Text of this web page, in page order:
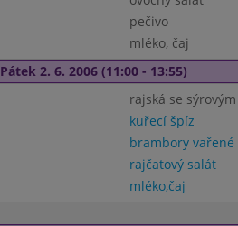
pečivo
mléko, čaj
Pátek 2. 6. 2006 (11:00 - 13:55)
rajská se
kuřecí špíz
brambory vařené
rajčatový salát
mléko,čaj